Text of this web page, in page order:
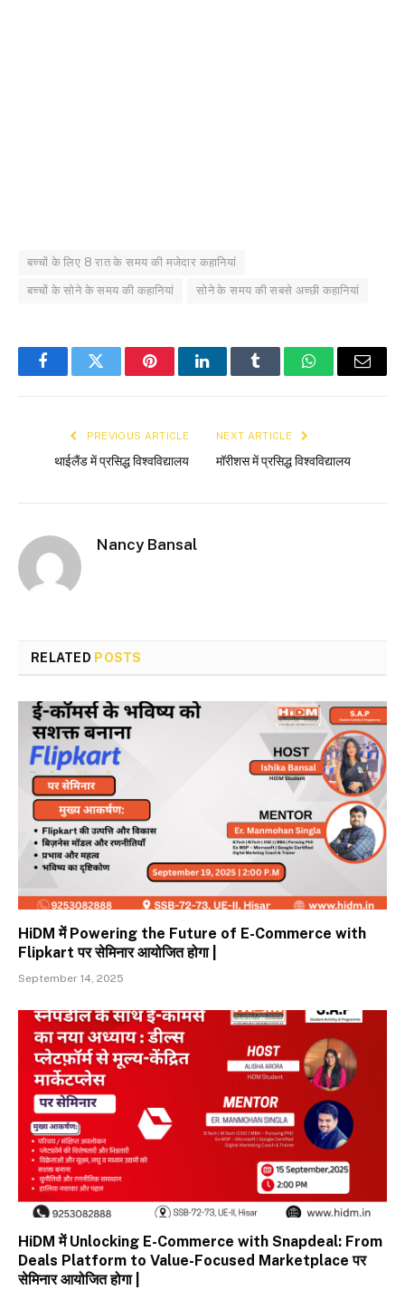
बच्चों के लिए 8 रात के समय की मजेदार कहानियां
बच्चों के सोने के समय की कहानियां सोने के समय की सबसे अच्छी कहानियां
FacebookTwitter PinterestLinkedInTumblr WhatsAppEmail
PREVIOUS ARTICLE
थाईलैंड में प्रसिद्ध विश्वविद्यालय
NEXT ARTICLE
मॉरीशस में प्रसिद्ध विश्वविद्यालय
Nancy Bansal
RELATED POSTS
HiDM में Powering the Future of E-Commerce with
Flipkart पर सेमिनार आयोजित होगा |
September 14, 2025
HiDM में Unlocking E-Commerce with Snapdeal: From
Deals Platform to Value-Focused Marketplace पर
सेमिनार आयोजित होगा |